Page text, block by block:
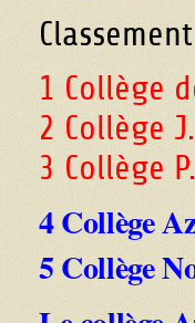
1 Collège
2 Collège
3 Collège
4 Collège
5 Collège